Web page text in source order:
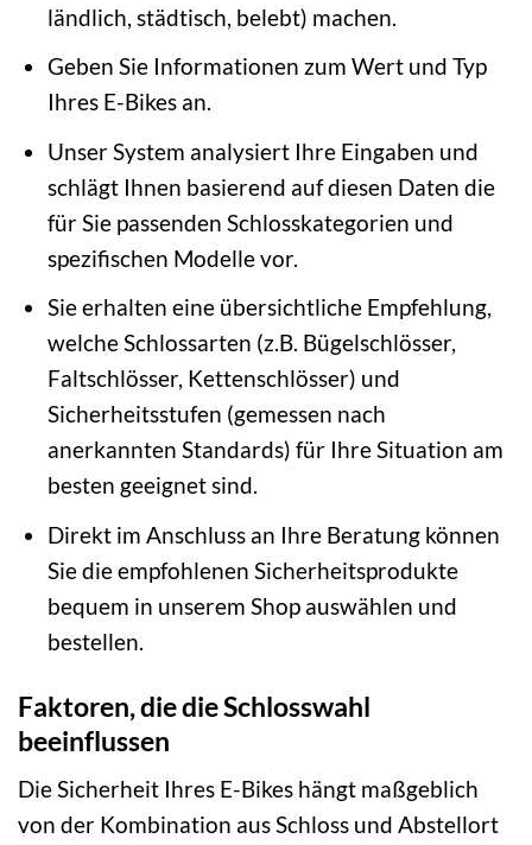
ländlich, städtisch, belebt) machen.
Geben Sie Informationen zum Wert und Typ
Ihres E-Bikes an.
Unser System analysiert Ihre Eingaben und
schlägt Ihnen basierend auf diesen Daten die
für Sie passenden Schlosskategorien und
spezifischen Modelle vor.
Sie erhalten eine übersichtliche Empfehlung,
welche Schlossarten (z.B. Bügelschlösser,
Faltschlösser, Kettenschlösser) und
Sicherheitsstufen (gemessen nach
anerkannten Standards) für Ihre Situation am
besten geeignet sind.
Direkt im Anschluss an Ihre Beratung können
Sie die empfohlenen Sicherheitsprodukte
bequem in unserem Shop auswählen und
bestellen.
Faktoren, die die Schlosswahl
beeinflussen
Die Sicherheit Ihres E-Bikes hängt maßgeblich
von der Kombination aus Schloss und Abstellort